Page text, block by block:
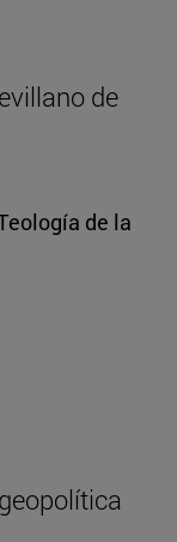
de
de la